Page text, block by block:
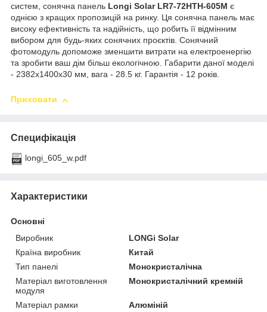
систем, сонячна панель Longi Solar LR7-72HTH-605M є
однією з кращих пропозицій на ринку. Ця сонячна панель має
високу ефективність та надійність, що робить її відмінним
вибором для будь-яких сонячних проєктів. Сонячний
фотомодуль допоможе зменшити витрати на електроенергію
та зробити ваш дім більш екологічною. Габарити даної моделі
- 2382х1400х30 мм, вага - 28.5 кг. Гарантія - 12 років.
Приховати
Специфікація
longi_605_w.pdf
Характеристики
Основні
Виробник
LONGi Solar
Країна виробник
Китай
Тип панелі
Монокристалічна
Матеріал виготовлення
модуля
Монокристалічний кремній
Матеріал рамки
Алюміній